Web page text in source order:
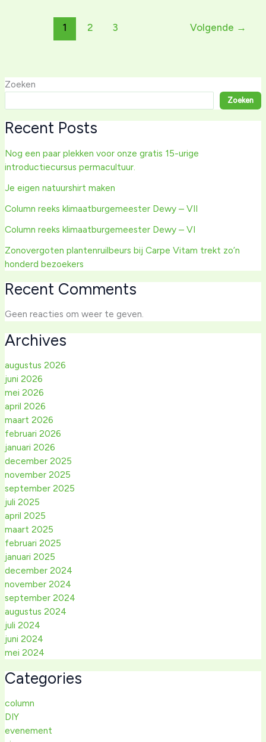
1 2 3 Volgende →
Zoeken
Zoeken
Recent Posts
Nog een paar plekken voor onze gratis 15-urige
introductiecursus permacultuur.
Je eigen natuurshirt maken
Column reeks klimaatburgemeester Dewy – VII
Column reeks klimaatburgemeester Dewy – VI
Zonovergoten plantenruilbeurs bij Carpe Vitam trekt zo’n
honderd bezoekers
Recent Comments
Geen reacties om weer te geven.
Archives
augustus 2026
juni 2026
mei 2026
april 2026
maart 2026
februari 2026
januari 2026
december 2025
november 2025
september 2025
juli 2025
april 2025
maart 2025
februari 2025
januari 2025
december 2024
november 2024
september 2024
augustus 2024
juli 2024
juni 2024
mei 2024
Categories
column
DIY
evenement